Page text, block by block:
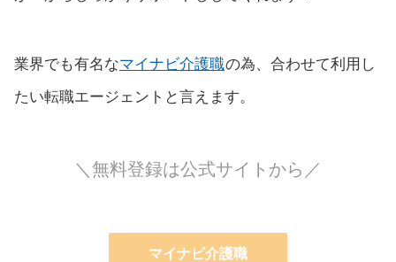
業界でも有名なマイナビ介護職の為、合わせて利用し
たい転職エージェントと言えます。
＼無料登録は公式サイトから／
マイナビ介護職